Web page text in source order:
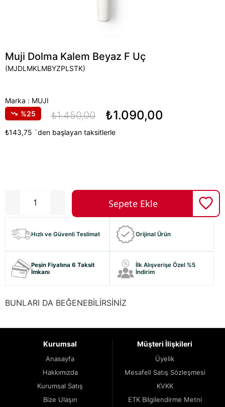
Muji Dolma Kalem Beyaz F Uç
(MJDLMKLMBYZPLSTK)
Marka : MUJI
25
₺1.450,00 ₺1.090,00
₺143,75 `den başlayan taksitlerle
Hızlı ve Güvenli Teslimat Orijinal Ürün
Peşin Fiyatına 6 Taksit
İmkanı
İlk Alışverişe Özel %5
İndirim
BUNLARI DA BEĞENEBİLİRSİNİZ
Kurumsal
Anasayfa
Hakkımızda
Kurumsal Satış
Bize Ulaşın
Müşteri İlişkileri
Üyelik
Mesafeli Satış Sözleşmesi
KVKK
ETK Bilgilendirme Metni